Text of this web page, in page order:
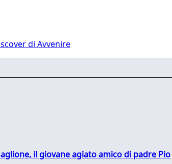
di Avvenire
il giovane agiato amico di padre Pio